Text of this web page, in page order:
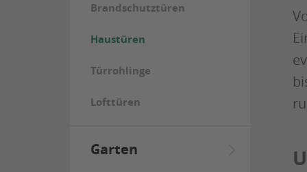
Brandschutztüren
Haustüren
Türrohlinge
Lofttüren
Garten